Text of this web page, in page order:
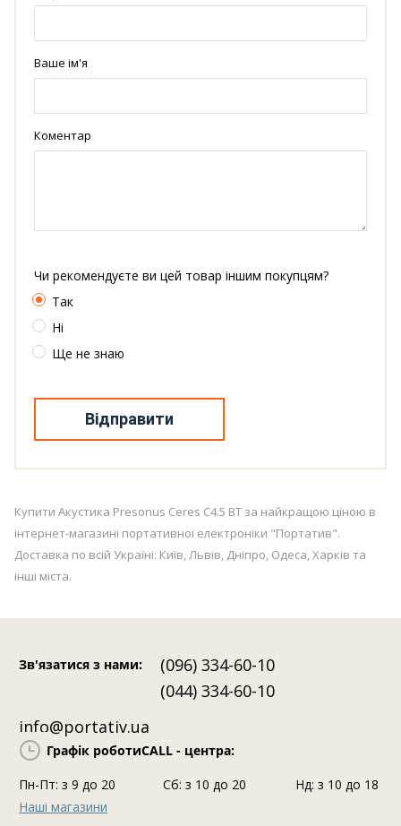
Ваше ім'я
Коментар
Чи рекомендуєте ви цей товар іншим покупцям?
Так
Ні
Ще не знаю
Відправити
Купити Акустика Presonus Ceres C4.5 BT за найкращою ціною в
інтернет-магазині портативної електроніки "Портатив".
Доставка по всій Україні: Київ, Львів, Дніпро, Одеса, Харків та
інші міста.
Зв'язатися з нами:
(096) 334-60-10
(044) 334-60-10
info@portativ.ua
Графік роботиCALL - центра:
Пн-Пт: з 9 до 20
Сб: з 10 до 20
Нд: з 10 до 18
Наші магазини